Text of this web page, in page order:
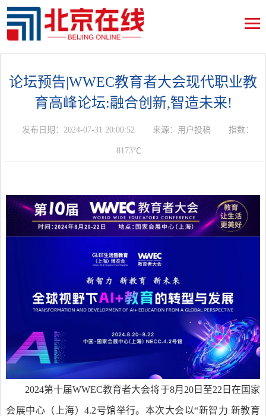
论坛预告|WWEC教育者大会现代职业教
育高峰论坛:融合创新,智造未来!
发布日期：2024-07-31 20:00:52 来源：用户投稿 指数：
8173℃
2024第十届WWEC教育者大会将于8月20日至22日在国家
会展中心（上海）4.2号馆举行。本次大会以“新智力 新教育